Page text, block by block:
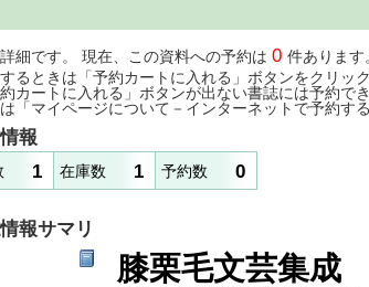
細です。 現在、この資料への予約は 0 件あります
するときは「予約カートに入れる」ボタンをクリッ
約カートに入れる」ボタンが出ない書誌には予約でき
「マイページについて－インターネットで予約す
報
1 在庫数 1 予約数 0
報サマリ
膝栗毛文芸集